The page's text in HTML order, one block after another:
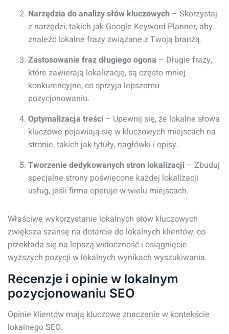
Narzędzia do analizy słów kluczowych – Skorzystaj
z narzędzi, takich jak Google Keyword Planner, aby
znaleźć lokalne frazy związane z Twoją branżą.
Zastosowanie fraz długiego ogona – Długie frazy,
które zawierają lokalizację, są często mniej
konkurencyjne, co sprzyja lepszemu
pozycjonowaniu.
Optymalizacja treści – Upewnij się, że lokalne słowa
kluczowe pojawiają się w kluczowych miejscach na
stronie, takich jak tytuły, nagłówki i opisy.
Tworzenie dedykowanych stron lokalizacji – Zbuduj
specjalne strony poświęcone każdej lokalizacji
usług, jeśli firma operuje w wielu miejscach.
Właściwe wykorzystanie lokalnych słów kluczowych
zwiększa szansę na dotarcie do lokalnych klientów, co
przekłada się na lepszą widoczność i osiągnięcie
wyższych pozycji w lokalnych wynikach wyszukiwania.
Recenzje i opinie w lokalnym
pozycjonowaniu SEO
Opinie klientów mają kluczowe znaczenie w kontekście
lokalnego SEO.